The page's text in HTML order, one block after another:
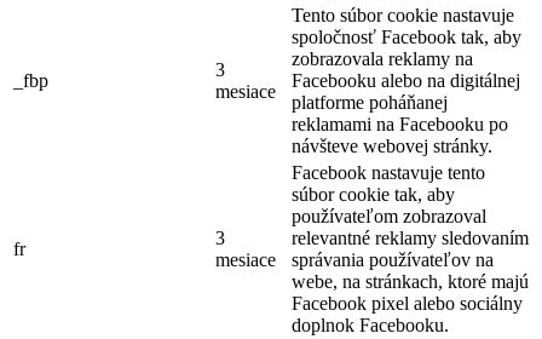
_fbp
3
mesiace
Tento súbor cookie nastavuje
spoločnosť Facebook tak, aby
zobrazovala reklamy na
Facebooku alebo na digitálnej
platforme poháňanej
reklamami na Facebooku po
návšteve webovej stránky.
fr
3
mesiace
Facebook nastavuje tento
súbor cookie tak, aby
používateľom zobrazoval
relevantné reklamy sledovaním
správania používateľov na
webe, na stránkach, ktoré majú
Facebook pixel alebo sociálny
doplnok Facebooku.